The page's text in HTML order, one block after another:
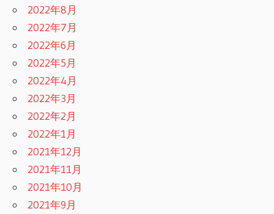
2022年8月
2022年7月
2022年6月
2022年5月
2022年4月
2022年3月
2022年2月
2022年1月
2021年12月
2021年11月
2021年10月
2021年9月